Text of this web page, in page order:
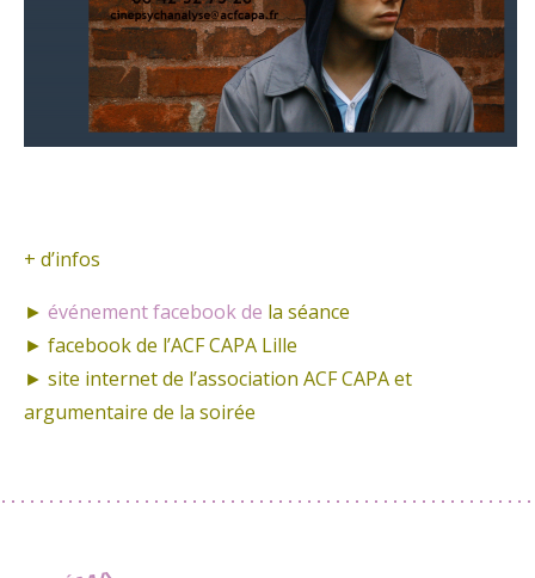
+ d’infos
► événement facebook de la séance
► facebook de l’ACF CAPA Lille
► site internet de l’association ACF CAPA et
argumentaire de la soirée